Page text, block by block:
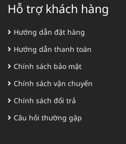
Hỗ trợ khách hàng
Hướng dẫn đặt hàng
Hướng dẫn thanh toán
Chính sách bảo mật
Chính sách vận chuyển
Chính sách đổi trả
Câu hỏi thường gặp